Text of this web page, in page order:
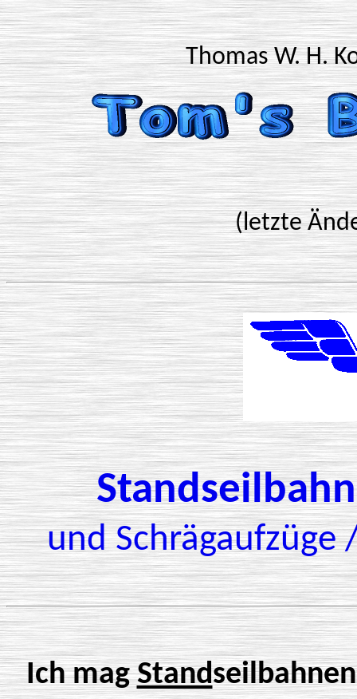
Thomas W. H.
(letzte
und Schrägaufzüge
Ich magStand